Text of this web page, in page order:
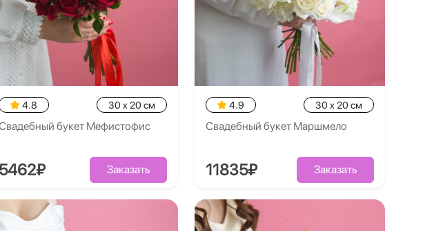
4.8 30 x 20 см
букет Мефистофис
5462₽ Заказать
4.9 30 x 20 см
Свадебный букет Маршмело
11835₽ Заказать